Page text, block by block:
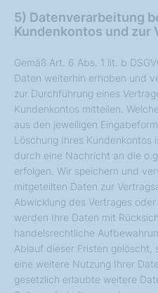
5) Datenverarbeitung
Kundenkontos und zur
Gemäß Art. 6 Abs. 1 lit. b
Daten weiterhin erhoben und
zur Durchführung eines
Kundenkontos mitteilen.
aus den jeweiligen
Löschung Ihres Kundenkontos
durch eine Nachricht an die
erfolgen. Wir speichern und
mitgeteilten Daten zur
Abwicklung des Vertrages
werden Ihre Daten mit
handelsrechtliche
Ablauf dieser Fristen gelöscht,
eine weitere Nutzung Ihrer
gesetzlich erlaubte weitere